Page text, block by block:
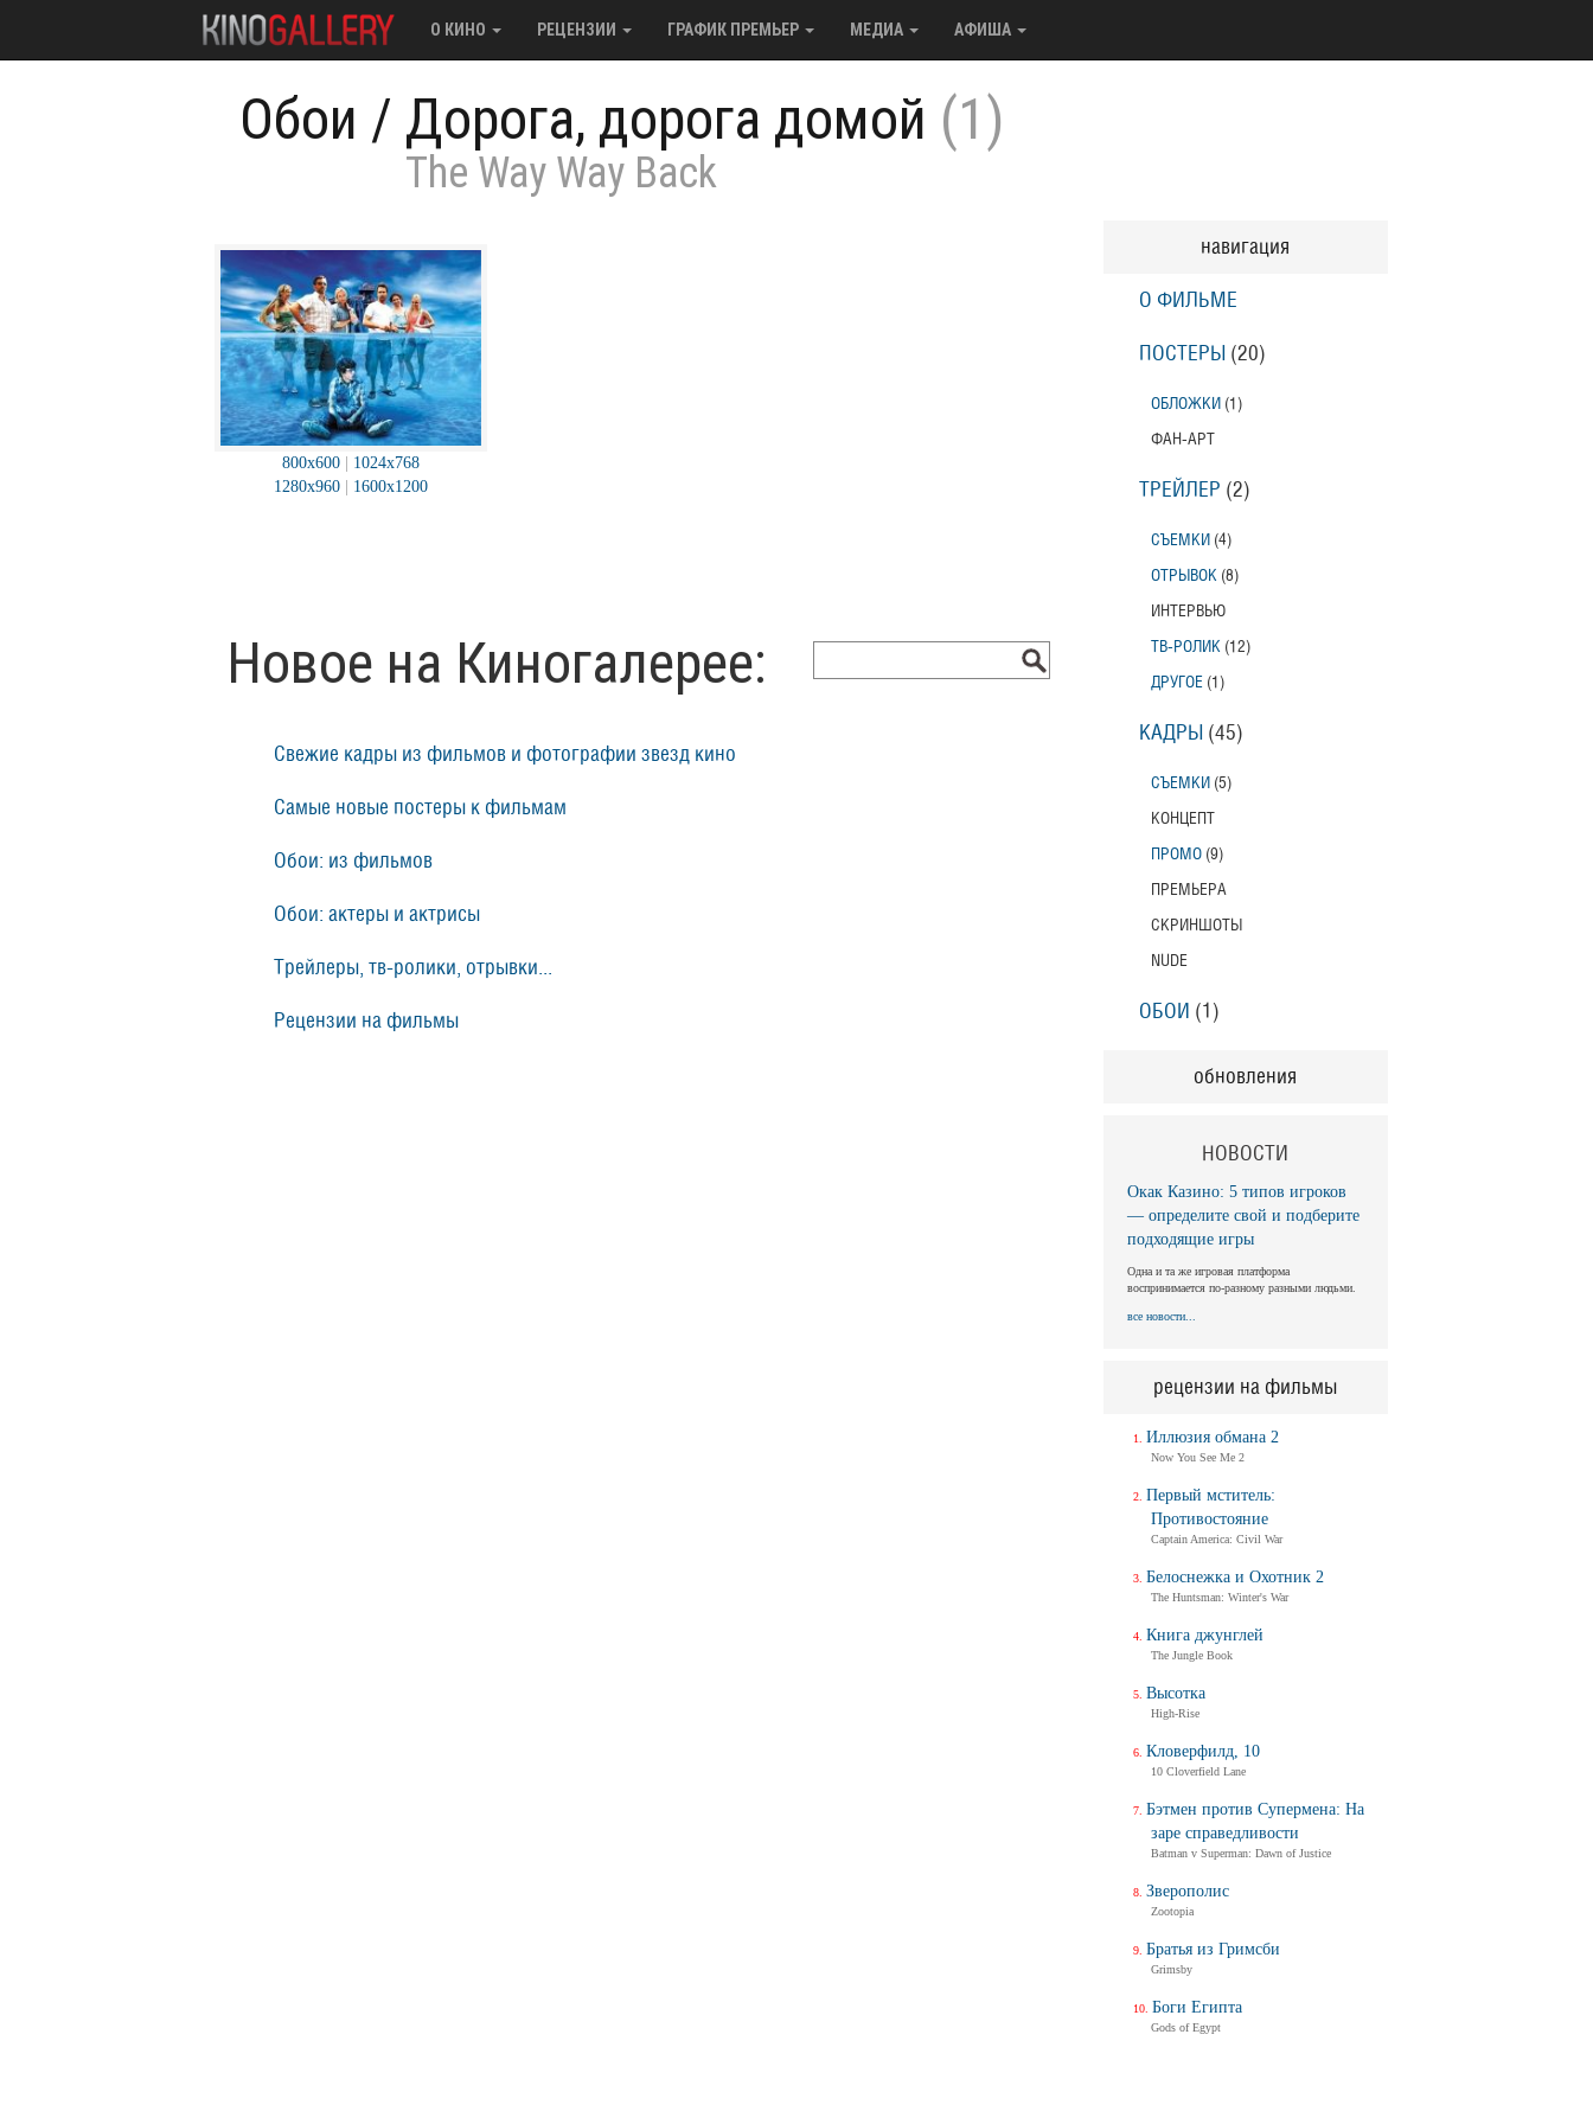
О КИНО РЕЦЕНЗИИ ГРАФИК ПРЕМЬЕР МЕДИА АФИША
Обои / Дорога, дорога домой (1)
The Way Way Back
800x600| 1024x768
1280x960| 1600x1200
Новое на Киногалерее:
Свежие кадры из фильмов и фотографии звезд кино
Самые новые постеры к фильмам
Обои: из фильмов
Обои: актеры и актрисы
Трейлеры, тв-ролики, отрывки...
Рецензии на фильмы
навигация
О ФИЛЬМЕ
ПОСТЕРЫ (20)
ОБЛОЖКИ (1)
ФАН-АРТ
ТРЕЙЛЕР (2)
СЪЕМКИ (4)
ОТРЫВОК (8)
ИНТЕРВЬЮ
ТВ-РОЛИК (12)
ДРУГОЕ (1)
КАДРЫ (45)
СЪЕМКИ (5)
КОНЦЕПТ
ПРОМО (9)
ПРЕМЬЕРА
СКРИНШОТЫ
NUDE
ОБОИ (1)
обновления
НОВОСТИ
Окак Казино: 5 типов игроков
— определите свой и подберите
подходящие игры
Одна и та же игровая платформа
воспринимается по-разному разными людьми.
все новости...
рецензии на фильмы
Иллюзия обмана 2
Now You See Me 2
Первый мститель:
Противостояние
Captain America: Civil War
Белоснежка и Охотник 2
The Huntsman: Winter's War
Книга джунглей
The Jungle Book
Высотка
High-Rise
Кловерфилд, 10
10 Cloverfield Lane
Бэтмен против Супермена: На
заре справедливости
Batman v Superman: Dawn of Justice
Зверополис
Zootopia
Братья из Гримсби
Grimsby
Боги Египта
Gods of Egypt